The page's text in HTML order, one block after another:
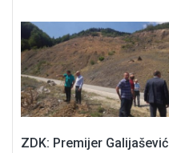
ZDK: Premijer Galijašević